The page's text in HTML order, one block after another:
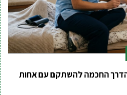
החכמה להשתקם עם אחות